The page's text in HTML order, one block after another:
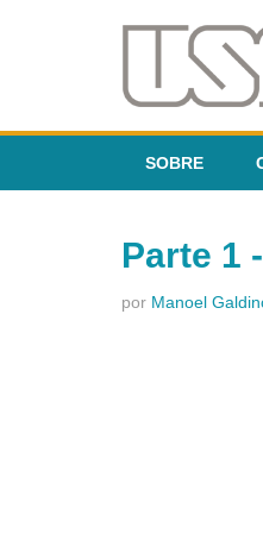
SOBRE
Parte 1
por Manoel